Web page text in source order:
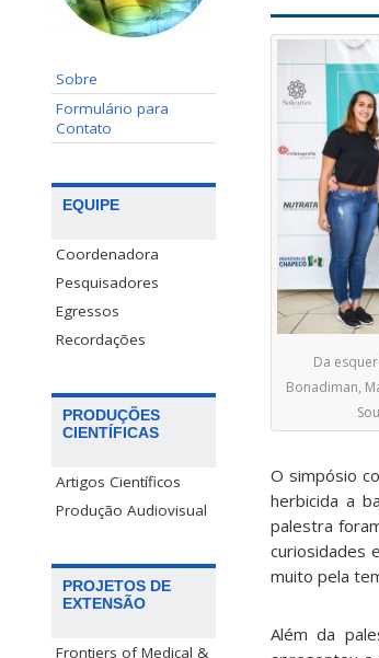
Sobre
Formulário para
Contato
EQUIPE
Coordenadora
Pesquisadores
Egressos
Recordações
PRODUÇÕES
CIENTÍFICAS
Artigos Científicos
Produção Audiovisual
PROJETOS DE
EXTENSÃO
Frontiers of Medical &
Da
Bonadiman,
O simpósio
herbicida a
palestra
curiosidades
muito pela
Além da